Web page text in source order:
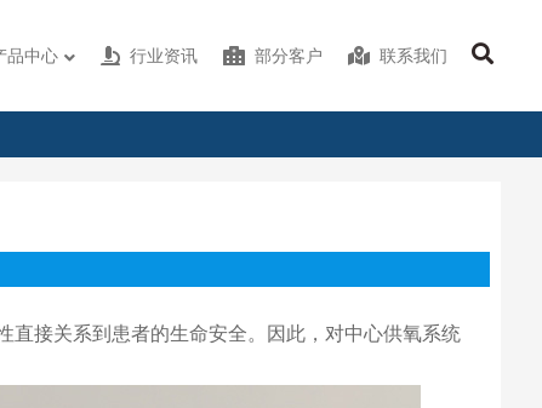
品中心 行业资讯 部分客户 联系我们
直接关系到患者的生命安全。因此，对中心供氧系统